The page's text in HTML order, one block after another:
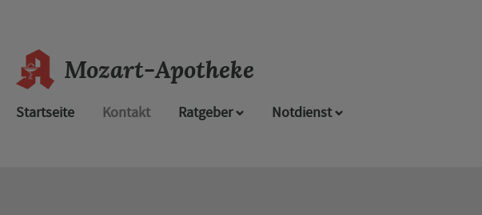
Mozart-Apotheke
Startseite Kontakt Ratgeber Notdienst